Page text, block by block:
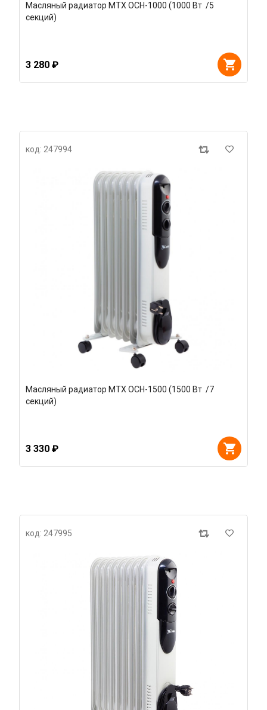
Масляный радиатор MTX OCH-1000 (1000 Вт /5
секций)
3 280 ₽
код: 247994
Масляный радиатор MTX OCH-1500 (1500 Вт /7
секций)
3 330 ₽
код: 247995